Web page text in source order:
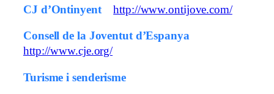
CJ d’Ontinyent http://www.ontijove.com/
Consell de la Joventut d’Espanya
http://www.cje.org/
Turisme i senderisme